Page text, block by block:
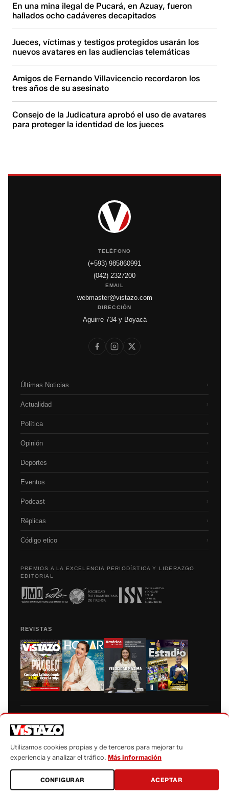
En una mina ilegal de Pucará, en Azuay, fueron
hallados ocho cadáveres decapitados
Jueces, víctimas y testigos protegidos usarán los
nuevos avatares en las audiencias telemáticas
Amigos de Fernando Villavicencio recordaron los
tres años de su asesinato
Consejo de la Judicatura aprobó el uso de avatares
para proteger la identidad de los jueces
TELÉFONO
(+593) 985860991
(042) 2327200
EMAIL
webmaster@vistazo.com
DIRECCIÓN
Aguirre 734 y Boyacá
Últimas Noticias ›
Actualidad ›
Política ›
Opinión ›
Deportes ›
Eventos ›
Podcast ›
Réplicas ›
Código etico ›
PREMIOS A LA EXCELENCIA PERIODÍSTICA Y LIDERAZGO
EDITORIAL
REVISTAS
autorización escrita de su titular, de todos los contenidos de Vistazo.com.
Utilizamos cookies propias y de terceros para mejorar tu
experiencia y analizar el tráfico. Más información
CONFIGURAR ACEPTAR